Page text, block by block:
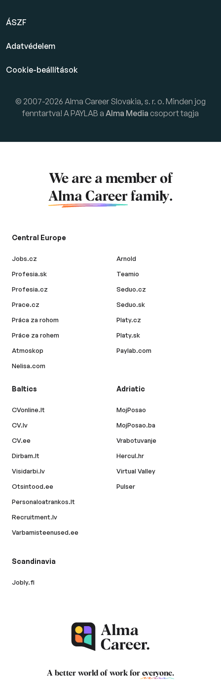
ÁSZF
Adatvédelem
Cookie-beállítások
© 2007-2026 Alma Career Slovakia, s. r. o. Minden jog
fenntartva! A PAYLAB a Alma Media csoport tagja
We are a member of
Alma Career family.
Central Europe
Jobs.cz
Profesia.sk
Profesia.cz
Prace.cz
Práca za rohom
Práce za rohem
Atmoskop
Nelisa.com
Arnold
Teamio
Seduo.cz
Seduo.sk
Platy.cz
Platy.sk
Paylab.com
Baltics
CVonline.lt
CV.lv
CV.ee
Dirbam.lt
Visidarbi.lv
Otsintood.ee
Personaloatrankos.lt
Recruitment.lv
Varbamisteenused.ee
Adriatic
MojPosao
MojPosao.ba
Vrabotuvanje
Hercul.hr
Virtual Valley
Pulser
Scandinavia
Jobly.fi
A better world of work for everyone.